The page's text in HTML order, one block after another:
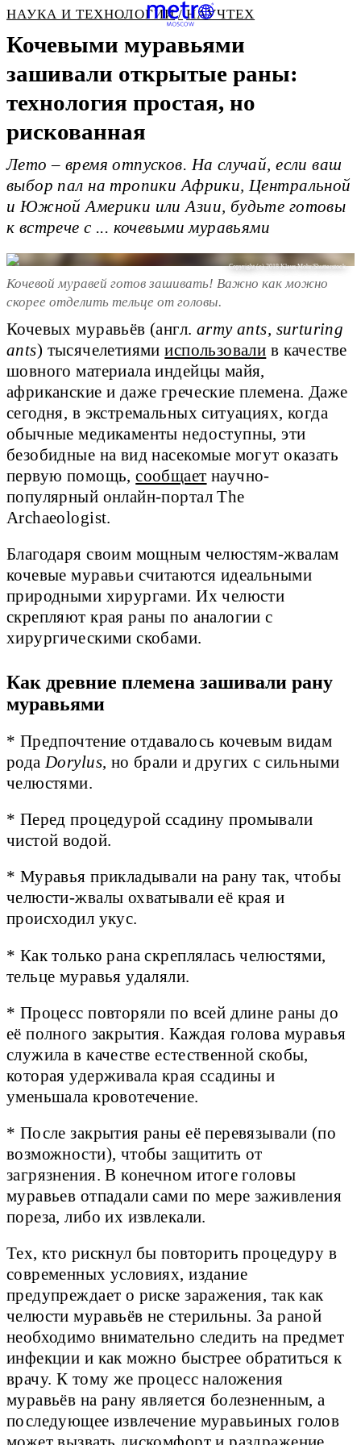
НАУКА И ТЕХНОЛОГИИ НАУЧТЕХ
Кочевыми муравьями
зашивали открытые раны:
технология простая, но
рискованная
Лето – время отпусков. На случай, если ваш
выбор пал на тропики Африки, Центральной
и Южной Америки или Азии, будьте готовы
к встрече с ... кочевыми муравьями
Copyright (c) 2018 Klaus Mohr/Shutterstock.
Кочевой муравей готов зашивать! Важно как можно
скорее отделить тельце от головы.
Кочевых муравьёв (англ. army ants, surturing
ants) тысячелетиямииспользовали в качестве
шовного материала индейцы майя,
африканские и даже греческие племена. Даже
сегодня, в экстремальных ситуациях, когда
обычные медикаменты недоступны, эти
безобидные на вид насекомые могут оказать
первую помощь,сообщает научно-
популярный онлайн-портал The
Archaeologist.
Благодаря своим мощным челюстям-жвалам
кочевые муравьи считаются идеальными
природными хирургами. Их челюсти
скрепляют края раны по аналогии с
хирургическими скобами.
Как древние племена зашивали рану
муравьями
* Предпочтение отдавалось кочевым видам
рода Dorylus, но брали и других с сильными
челюстями.
* Перед процедурой ссадину промывали
чистой водой.
* Муравья прикладывали на рану так, чтобы
челюсти-жвалы охватывали её края и
происходил укус.
* Как только рана скреплялась челюстями,
тельце муравья удаляли.
* Процесс повторяли по всей длине раны до
её полного закрытия. Каждая голова муравья
служила в качестве естественной скобы,
которая удерживала края ссадины и
уменьшала кровотечение.
* После закрытия раны её перевязывали (по
возможности), чтобы защитить от
загрязнения. В конечном итоге головы
муравьев отпадали сами по мере заживления
пореза, либо их извлекали.
Тех, кто рискнул бы повторить процедуру в
современных условиях, издание
предупреждает о риске заражения, так как
челюсти муравьёв не стерильны. За раной
необходимо внимательно следить на предмет
инфекции и как можно быстрее обратиться к
врачу. К тому же процесс наложения
муравьёв на рану является болезненным, а
последующее извлечение муравьиных голов